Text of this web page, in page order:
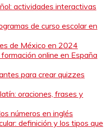
actividades interactivas
de curso escolar en
de México en 2024
online en España
para crear quizzes
oraciones, frases y
números en inglés
definición y los tipos que